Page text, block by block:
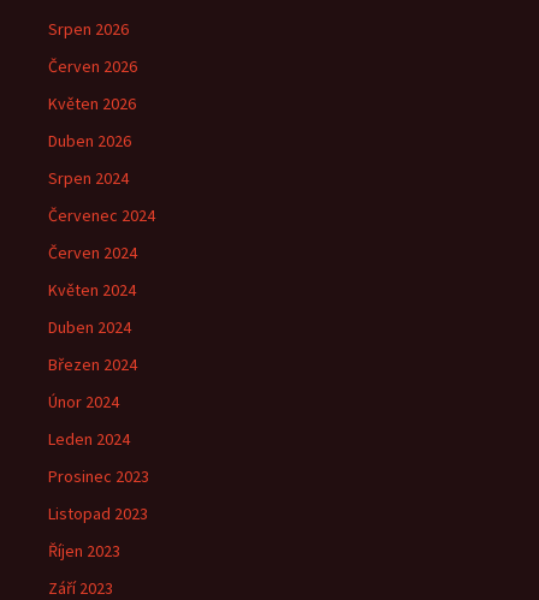
Srpen 2026
Červen 2026
Květen 2026
Duben 2026
Srpen 2024
Červenec 2024
Červen 2024
Květen 2024
Duben 2024
Březen 2024
Únor 2024
Leden 2024
Prosinec 2023
Listopad 2023
Říjen 2023
Září 2023